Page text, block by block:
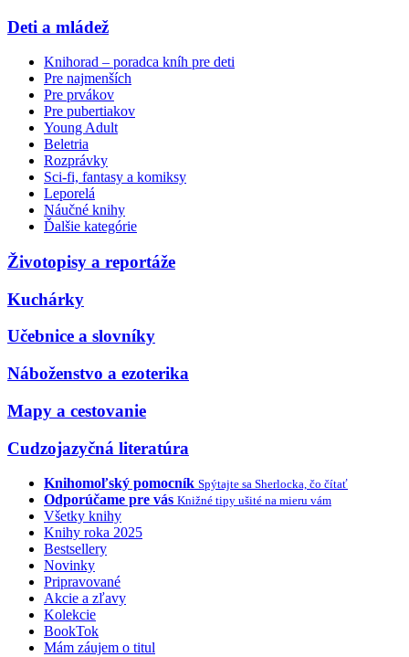
Deti a mládež
Knihorad – poradca kníh pre deti
Pre najmenších
Pre prvákov
Pre pubertiakov
Young Adult
Beletria
Rozprávky
Sci-fi, fantasy a komiksy
Leporelá
Náučné knihy
Ďalšie kategórie
Životopisy a reportáže
Kuchárky
Učebnice a slovníky
Náboženstvo a ezoterika
Mapy a cestovanie
Cudzojazyčná literatúra
Knihomoľský pomocník Spýtajte sa Sherlocka, čo čítať
Odporúčame pre vás Knižné tipy ušité na mieru vám
Všetky knihy
Knihy roka 2025
Bestsellery
Novinky
Pripravované
Akcie a zľavy
Kolekcie
BookTok
Mám záujem o titul